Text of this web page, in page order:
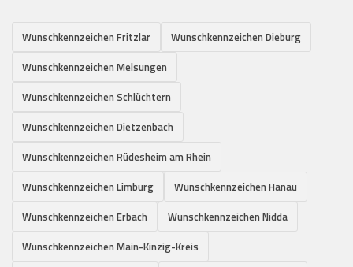
Wunschkennzeichen Fritzlar
Wunschkennzeichen Dieburg
Wunschkennzeichen Melsungen
Wunschkennzeichen Schlüchtern
Wunschkennzeichen Dietzenbach
Wunschkennzeichen Rüdesheim am Rhein
Wunschkennzeichen Limburg
Wunschkennzeichen Hanau
Wunschkennzeichen Erbach
Wunschkennzeichen Nidda
Wunschkennzeichen Main-Kinzig-Kreis